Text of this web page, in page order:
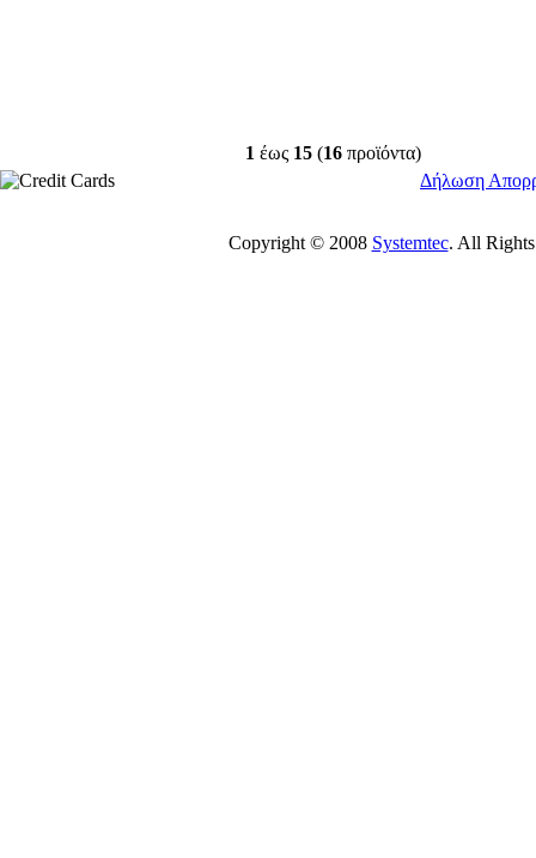
1 έως 15 (16 προϊόντα)
Δήλωση
Copyright © 2008 Systemtec. All